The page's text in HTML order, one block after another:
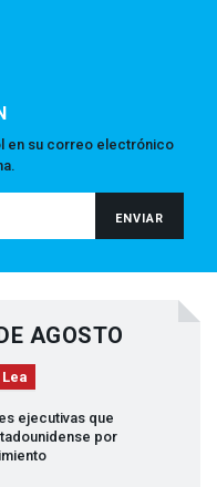
en su correo electrónico
AGOSTO
Lea
ejecutivas que
por